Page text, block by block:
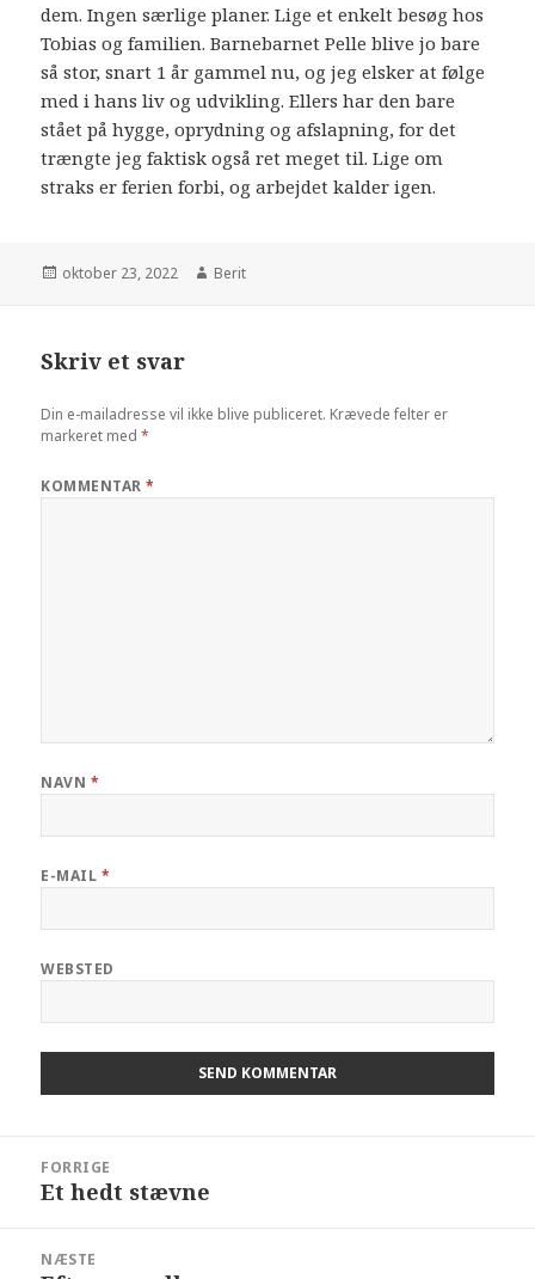
dem. Ingen særlige planer. Lige et enkelt besøg hos
Tobias og familien. Barnebarnet Pelle blive jo bare
så stor, snart 1 år gammel nu, og jeg elsker at følge
med i hans liv og udvikling. Ellers har den bare
stået på hygge, oprydning og afslapning, for det
trængte jeg faktisk også ret meget til. Lige om
straks er ferien forbi, og arbejdet kalder igen.
oktober 23, 2022 Berit
Skriv et svar
Din e-mailadresse vil ikke blive publiceret. Krævede felter er
markeret med*
KOMMENTAR*
NAVN *
E-MAIL *
WEBSTED
FORRIGE
Et hedt stævne
NÆSTE